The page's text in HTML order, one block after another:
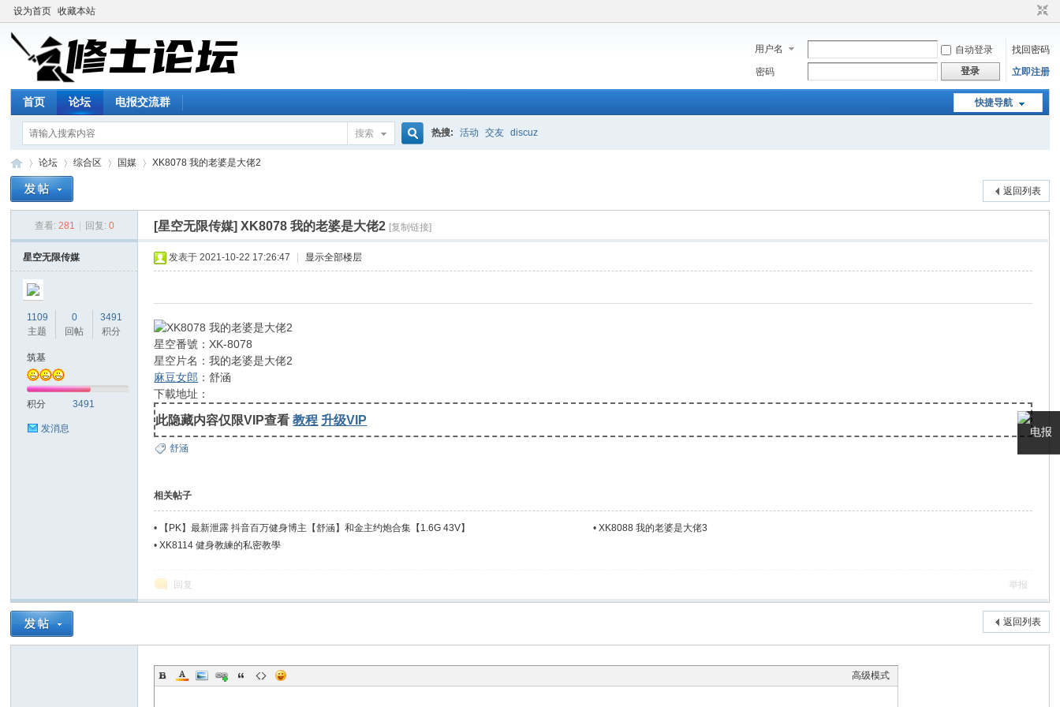
设为首页 收藏本站
用户名 自动登录
找回密码
密码
登录 立即注册
快捷导航
首页 论坛 电报交流群
搜索
索
热搜: 活动 交友 discuz
论坛
›
综合区
›
国媒 XK8078 我的老婆是大佬2
返回列表
查看: 281 回复: 0 [星空无限传媒]XK8078 我的老婆是大佬2 [复制链接]
星空无限传媒
1109
主题
0
回帖
3491
积分
筑基
积分 3491
发消息
发表于 2021-10-22 17:26:47 显示全部楼层
星空番號：XK-8078
星空片名：我的老婆是大佬2
麻豆女郎 ：舒涵
下載地址：
此隐藏内容仅限VIP查看教程 升级VIP
舒涵
相关帖子
• 【PK】最新泄露 抖音百万健身博主【舒涵】和金主约炮合集【1.6G 43V】 •XK8088 我的老婆是大佬3
•XK8114 健身教練的私密教學
回复 举报
返回列表
高级模式
电报